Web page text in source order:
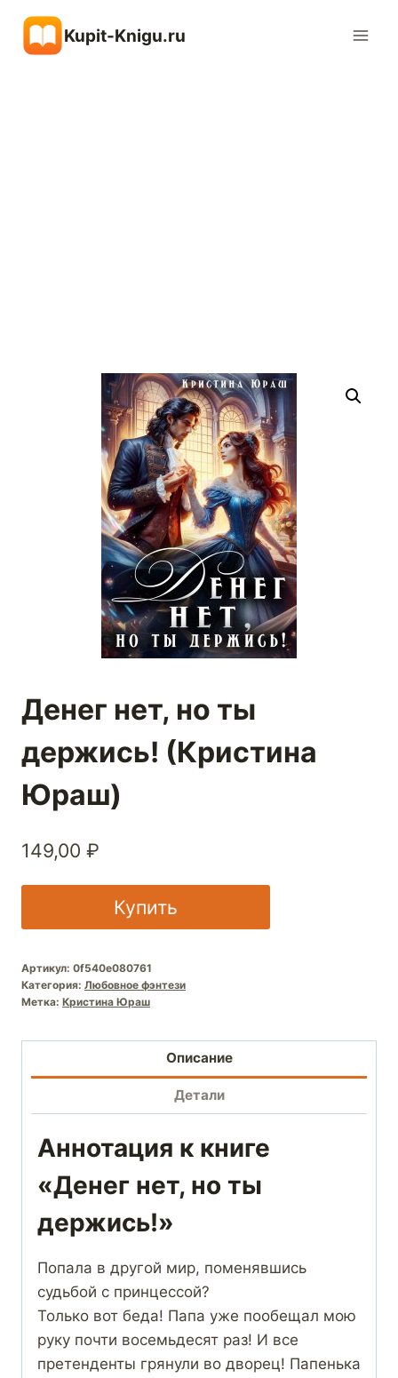
содержимому
Kupit-Knigu.ru
Денег нет, но ты
держись! (Кристина
Юраш)
149,00 ₽
Купить
Артикул: 0f540e080761
Категория: Любовное фэнтези
Метка: Кристина Юраш
Описание
Детали
Аннотация к книге
«Денег нет, но ты
держись!»
Попала в другой мир, поменявшись
судьбой с принцессой?
Только вот беда! Папа уже пообещал мою
руку почти восемьдесят раз! И все
претенденты грянули во дворец! Папенька